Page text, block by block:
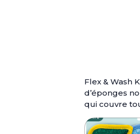
Flex & Wash
d’éponges
qui couvre